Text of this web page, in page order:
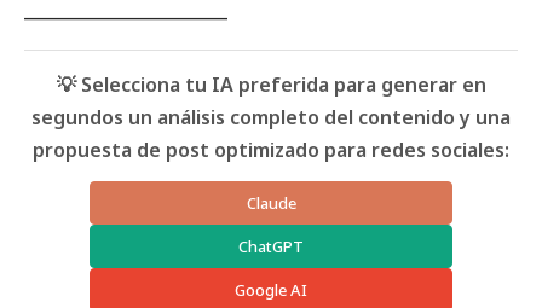
💡 Selecciona tu IA preferida para generar en
segundos un análisis completo del contenido y una
propuesta de post optimizado para redes sociales:
Claude
ChatGPT
Google AI